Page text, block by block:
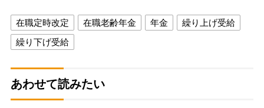
在職定時改定 在職老齢年金 年金
繰り上げ受給
繰り下げ受給
あわせて読みたい